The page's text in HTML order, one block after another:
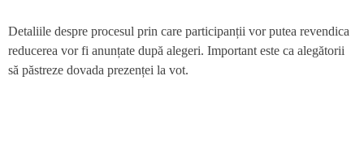
Detaliile despre procesul prin care participanții vor putea revendica
reducerea vor fi anunțate după alegeri. Important este ca alegătorii
să păstreze dovada prezenței la vot.